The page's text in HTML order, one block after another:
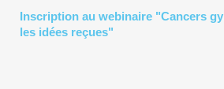
Inscription au webinaire "Cancers
les idées reçues"